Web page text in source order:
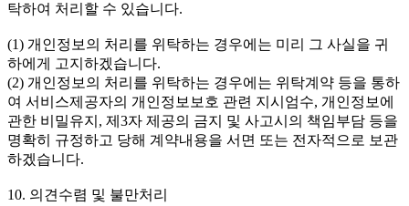
탁하여 처리할 수 있습니다.
(1) 개인정보의 처리를 위탁하는 경우에는 미리 그 사실을 귀
하에게 고지하겠습니다.
(2) 개인정보의 처리를 위탁하는 경우에는 위탁계약 등을 통하
여 서비스제공자의 개인정보보호 관련 지시엄수, 개인정보에
관한 비밀유지, 제3자 제공의 금지 및 사고시의 책임부담 등을
명확히 규정하고 당해 계약내용을 서면 또는 전자적으로 보관
하겠습니다.
10. 의견수렴 및 불만처리